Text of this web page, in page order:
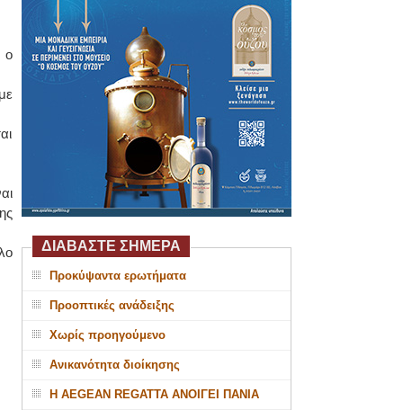
ο
ΔΙΑΒΑΣΤΕ ΣΗΜΕΡΑ
Προκύψαντα ερωτήματα
Προοπτικές ανάδειξης
Χωρίς προηγούμενο
Ανικανότητα διοίκησης
Η AEGEAN REGATTA ΑΝΟΙΓΕΙ ΠΑΝΙΑ